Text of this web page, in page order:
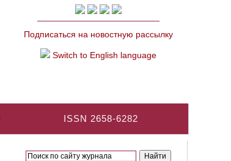
Подписаться на новостную рассылку
Switch to English language
ISSN 2658-6282